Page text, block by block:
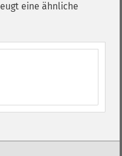
eine ähnliche